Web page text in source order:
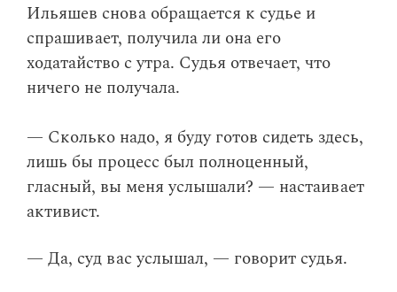
Ильяшев снова обращается к судье и
спрашивает, получила ли она его
ходатайство с утра. Судья отвечает, что
ничего не получала.
— Сколько надо, я буду готов сидеть здесь,
лишь бы процесс был полноценный,
гласный, вы меня услышали? — настаивает
активист.
— Да, суд вас услышал, — говорит судья.